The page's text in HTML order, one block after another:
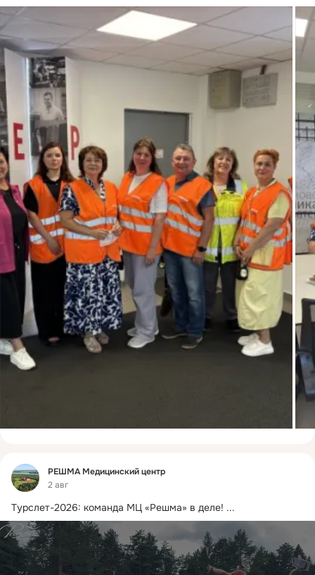
Фид
РЕШМА Медицинский центр
2 авг
Турслет-2026: команда МЦ «Решма» в деле! ...